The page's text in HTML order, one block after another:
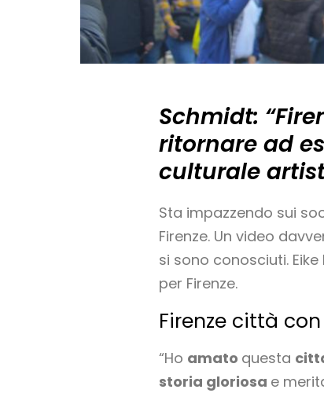
Schmidt:
ritornare ad
culturale
Sta impazzendo sui
Firenze. Un video
si sono conosciuti.
per Firenze.
Firenze città
“Ho amato questa
storia gloriosa e